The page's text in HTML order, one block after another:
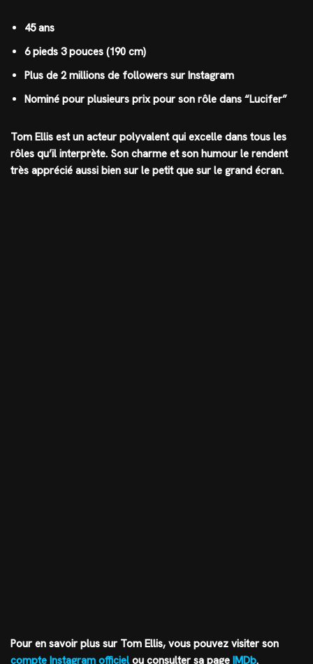
45 ans
6 pieds 3 pouces (190 cm)
Plus de 2 millions de followers sur Instagram
Nominé pour plusieurs prix pour son rôle dans “Lucifer”
Tom Ellis est un acteur polyvalent qui excelle dans tous les
rôles qu’il interprète. Son charme et son humour le rendent
très apprécié aussi bien sur le petit que sur le grand écran.
Pour en savoir plus sur Tom Ellis, vous pouvez visiter son
compte Instagram officiel ou consulter sa page IMDb.